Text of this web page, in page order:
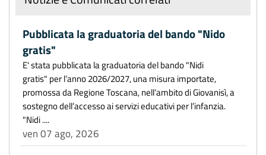
Pubblicata la graduatoria del bando "Nido
gratis"
E' stata pubblicata la graduatoria del bando "Nidi
gratis" per l’anno 2026/2027, una misura importate,
promossa da Regione Toscana, nell’ambito di Giovanisì, a
sostegno dell’accesso ai servizi educativi per l’infanzia.
"Nidi ....
ven 07 ago, 2026